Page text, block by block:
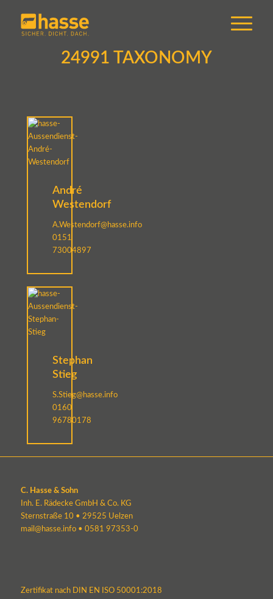
24991 TAXONOMY
André
Westendorf
A.Westendorf@hasse.info
0151
73004897
Stephan
Stieg
S.Stieg@hasse.info
0160
96780178
C. Hasse & Sohn
Inh. E. Rädecke GmbH & Co. KG
Sternstraße 10 • 29525 Uelzen
mail@hasse.info• 0581 97353-0
Zertifikat nach DIN EN ISO 50001:2018